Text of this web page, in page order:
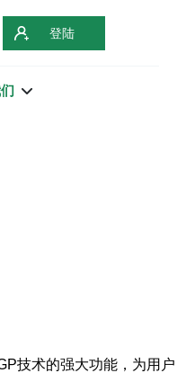
登陆
技术的强大功能，为用户